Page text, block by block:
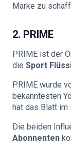
Marke zu
2. PRIME
PRIME ist der
die Sport
PRIME wurde
bekanntesten
hat das Blatt im
Die beiden
Abonnenten